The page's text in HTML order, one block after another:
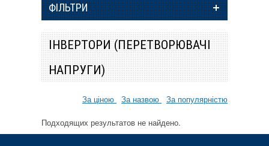
ФІЛЬТРИ
ІНВЕРТОРИ (ПЕРЕТВОРЮВАЧІ
НАПРУГИ)
За ціною За назвою За популярністю
Подходящих результатов не найдено.